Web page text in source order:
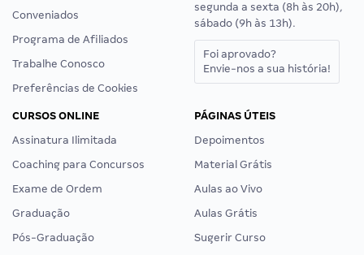
Conveniados
Programa de Afiliados
Trabalhe Conosco
Preferências de Cookies
segunda a sexta (8h às 20h),
sábado (9h às 13h).
Foi aprovado?
Envie-nos a sua história!
CURSOS ONLINE
Assinatura Ilimitada
Coaching para Concursos
Exame de Ordem
Graduação
Pós-Graduação
PÁGINAS ÚTEIS
Depoimentos
Material Grátis
Aulas ao Vivo
Aulas Grátis
Sugerir Curso